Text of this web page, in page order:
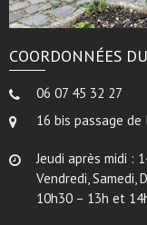
COORDONNÉES
06 07 45 32 27
16 bis passage
Jeudi après midi :
Vendredi, Samedi,
10h30 – 13h et